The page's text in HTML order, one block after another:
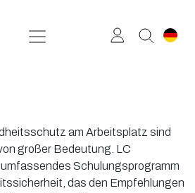
am Arbeitsplatz sind
großer Bedeutung. LC
Schulungsprogramm
das den Empfehlungen